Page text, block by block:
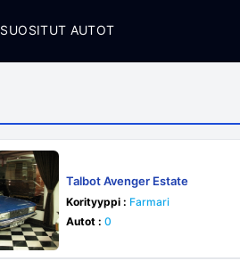
SUOSITUT AUTOT
Talbot Avenger Estate
Korityyppi : Farmari
Autot : 0